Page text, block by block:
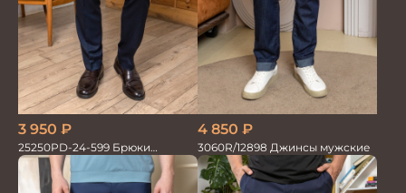
3 950 ₽
25250PD-24-599 Брюки
мужские
4 850 ₽
3060R/12898 Джинсы мужские